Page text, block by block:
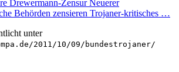
Drewermann-ZensurNeuerer
Behörden zensieren Trojaner-kritisches …
unter
2011/10/09/bundestrojaner/